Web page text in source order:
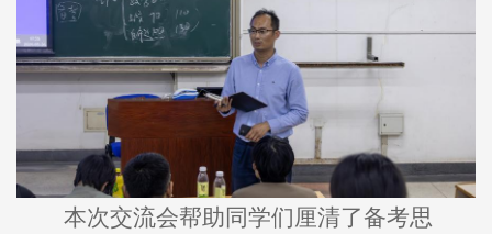
本次交流会帮助同学们厘清了备考思